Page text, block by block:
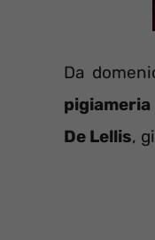
Da
pigiameria
De Lellis,